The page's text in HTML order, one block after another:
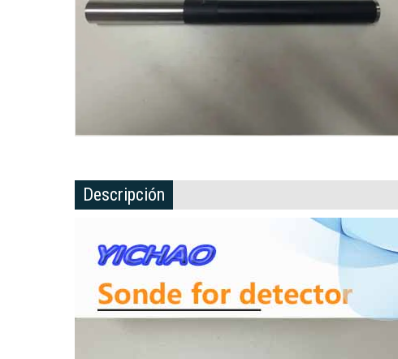
Descripción